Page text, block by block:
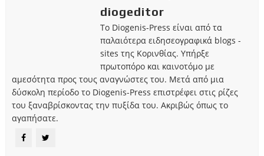
diogeditor
Το Diogenis-Press είναι από τα
παλαιότερα ειδησεογραφικά blogs -
sites της Κορινθίας. Υπήρξε
πρωτοπόρο και καινοτόμο με
αμεσότητα προς τους αναγνώστες του. Μετά από μια
δύσκολη περίοδο το Diogenis-Press επιστρέφει στις ρίζες
του ξαναβρίσκοντας την πυξίδα του. Ακριβώς όπως το
αγαπήσατε.